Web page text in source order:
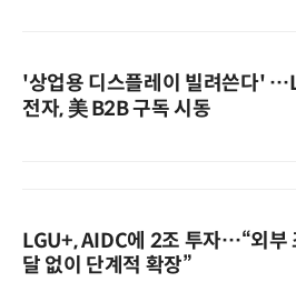
'상업용 디스플레이 빌려쓴다'
전자, 美 B2B 구독 시동
LGU+, AIDC에 2조 투자…“외부
달 없이 단계적 확장”